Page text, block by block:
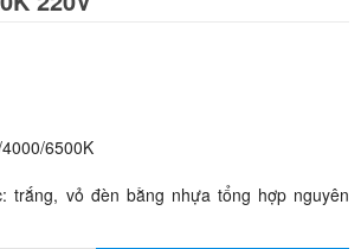
6500K
trắng, vỏ đèn bằng nhựa tổng hợp nguyên